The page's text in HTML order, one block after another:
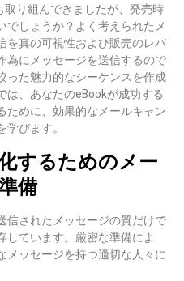
り組んできましたが、発売時
しょうか？よく考えられたメ
を真の可視性および販売のレバ
為にメッセージを送信するので
った魅力的なシーケンスを作成
は、あなたのeBookが成功する
ために、効果的なメールキャン
びます。
するためのメー
備
信されたメッセージの質だけで
しています。厳密な準備によ
メッセージを持つ適切な人々に